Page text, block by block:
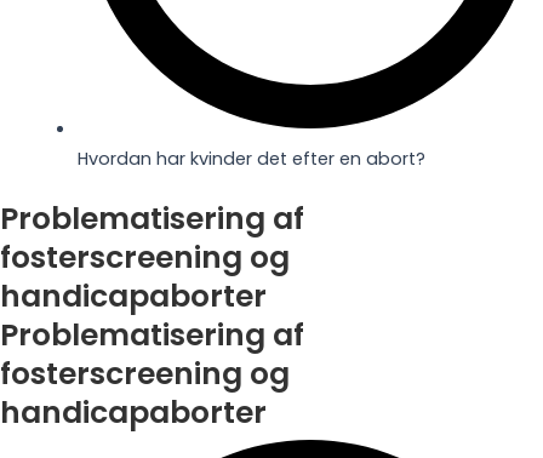
Hvordan har kvinder det efter en abort?
Problematisering af
fosterscreening og
handicapaborter
Problematisering af
fosterscreening og
handicapaborter